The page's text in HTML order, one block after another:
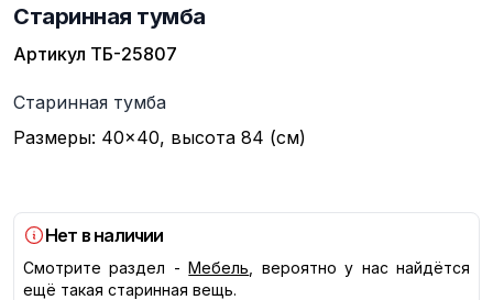
Старинная тумба
Артикул ТБ-25807
Описание
Старинная тумба
Размеры: 40×40, высота 84 (см)
Нет в наличии
Смотрите раздел - Мебель , вероятно у нас найдётся
ещё такая старинная вещь.